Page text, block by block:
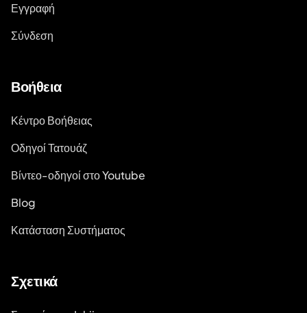
Εγγραφή
Σύνδεση
Βοήθεια
Κέντρο Βοήθειας
Οδηγοί Τατουάζ
Βίντεο-οδηγοί στο Youtube
Blog
Κατάσταση Συστήματος
Σχετικά